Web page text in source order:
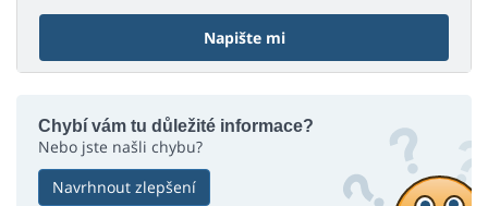
Napište mi
Chybí vám tu důležité informace?
Nebo jste našli chybu?
Navrhnout zlepšení